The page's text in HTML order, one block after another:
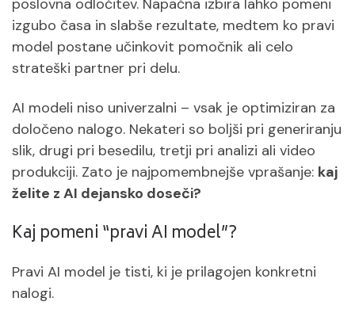
poslovna odločitev. Napačna izbira lahko pomeni
izgubo časa in slabše rezultate, medtem ko pravi
model postane učinkovit pomočnik ali celo
strateški partner pri delu.
AI modeli niso univerzalni – vsak je optimiziran za
določeno nalogo. Nekateri so boljši pri generiranju
slik, drugi pri besedilu, tretji pri analizi ali video
produkciji. Zato je najpomembnejše vprašanje: kaj
želite z AI dejansko doseči?
Kaj pomeni “pravi AI model”?
Pravi AI model je tisti, ki je prilagojen konkretni
nalogi.